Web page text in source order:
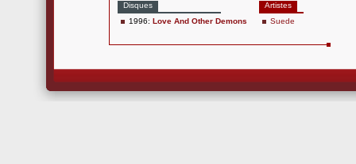
Disques
1996: Love And Other Demons
Artistes
Suede